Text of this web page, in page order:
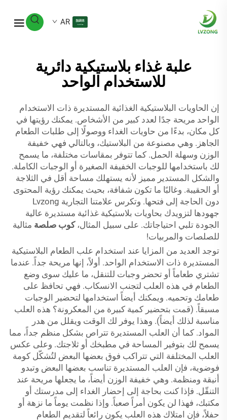
AR
علبة غذاء بلاستيكية دائرية
للاستخدام الواحد
إن الحاويات البلاستيكية الغذائية المستديرة ذات الاستخدام
الواحد مريحة جدًا لعدد كبير من الأشخاص. يمكنك رؤيتها في
كل مكان، بدءًا من حاويات الغداء ووصولًا إلى طلبات الطعام
الجاهز. وهي مصنوعة من البلاستيك، وبالتالي فهي خفيفة
الوزن وسهلة الحمل. كما تتوفر بمقاسات مختلفة، ما يسمح
لك باستخدامها للوجبات الخفيفة الصغيرة أو الوجبات الكاملة.
والشكل المستدير مميز لأنه يستهلك مساحة أقل في الثلاجة
أو الحقيبة. وغالبًا ما تكون شفافة، بحيث يمكنك رؤية المحتوى
دون الحاجة إلى فتحها. وتكرس علامتنا التجارية Lvzong
جهودها لتزويدك بحاويات بلاستيكية غذائية مستديرة عالية
الجودة تلبي احتياجاتك. على سبيل المثال،كوب صلصة مثالية
للصلصات والمربيات!
توجد العديد من المزايا عند استخدام علب الطعام البلاستيكية
المستديرة ذات الاستخدام الواحد. أولاً، إنها مريحة جداً. عندما
تشتري طعاماً أو تحضر وجبات للتنقل، ما عليك سوى وضع
الطعام في هذه العلب لتجنب الانسكاب. فهي تحافظ على
طعامك وتحميه. ويمكنك أيضاً استخدامها لتحضير الوجبات
مسبقاً. (قمت بتحضير كمية كبيرة من المعكرونة؟ هذه العلب
مناسبة لذلك أيضاً). وهذا يوفر لك الوقت ويقلل من هدر
المواد. كما أن العلب المستديرة تتراص بشكل منظم جداً، مما
يسمح لك بتوفير المساحة في مطبخك أو ثلاجتك. وعلى عكس
العلب المختلفة التي تتراكب فوق بعضها البعض لتُشكّل كومة
فوضوية، فإن العلب المستديرة تناسب بعضها البعض وتبدو
أنيقة ومنظمة. وهي خفيفة الوزن أيضاً، ما يجعلها مريحة عند
التنقّل. فإذا كنت بحاجة إلى إحضار الغداء إلى مدرستك أو
مكتبك، فهذا لن يكون أمراً صعباً. وإذا نظمت يوماً ما نزهة أو
حفلاً، فإن امتلاك هذه العلب يكون رائعاً لتقديم الطعام